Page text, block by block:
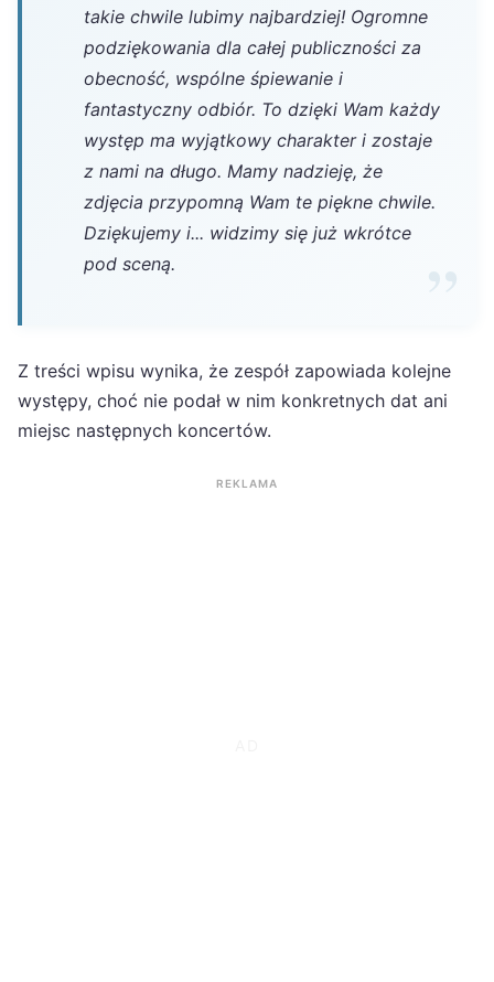
takie chwile lubimy najbardziej! Ogromne
podziękowania dla całej publiczności za
obecność, wspólne śpiewanie i
fantastyczny odbiór. To dzięki Wam każdy
występ ma wyjątkowy charakter i zostaje
z nami na długo. Mamy nadzieję, że
zdjęcia przypomną Wam te piękne chwile.
Dziękujemy i... widzimy się już wkrótce
pod sceną.
Z treści wpisu wynika, że zespół zapowiada kolejne
występy, choć nie podał w nim konkretnych dat ani
miejsc następnych koncertów.
REKLAMA